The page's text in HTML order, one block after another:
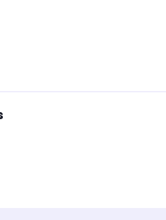
870, FACICLIC